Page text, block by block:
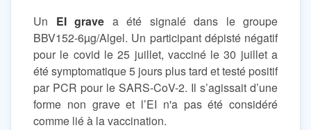
Un EI grave a été signalé dans le groupe
BBV152-6µg/Algel. Un participant dépisté négatif
pour le covid le 25 juillet, vacciné le 30 juillet a
été symptomatique 5 jours plus tard et testé positif
par PCR pour le SARS-CoV-2. Il s’agissait d’une
forme non grave et l’EI n'a pas été considéré
comme lié à la vaccination.